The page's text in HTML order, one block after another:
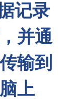
记录
并通
输到
上